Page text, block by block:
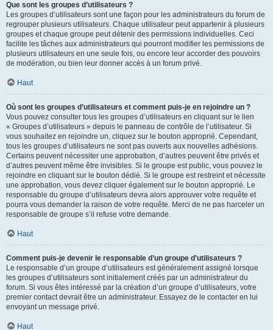
Que sont les groupes d’utilisateurs ?
Les groupes d’utilisateurs sont une façon pour les administrateurs du forum de
regrouper plusieurs utilisateurs. Chaque utilisateur peut appartenir à plusieurs
groupes et chaque groupe peut détenir des permissions individuelles. Ceci
facilite les tâches aux administrateurs qui pourront modifier les permissions de
plusieurs utilisateurs en une seule fois, ou encore leur accorder des pouvoirs
de modération, ou bien leur donner accès à un forum privé.
Haut
Où sont les groupes d’utilisateurs et comment puis-je en rejoindre un ?
Vous pouvez consulter tous les groupes d’utilisateurs en cliquant sur le lien
« Groupes d’utilisateurs » depuis le panneau de contrôle de l’utilisateur. Si
vous souhaitez en rejoindre un, cliquez sur le bouton approprié. Cependant,
tous les groupes d’utilisateurs ne sont pas ouverts aux nouvelles adhésions.
Certains peuvent nécessiter une approbation, d’autres peuvent être privés et
d’autres peuvent même être invisibles. Si le groupe est public, vous pouvez le
rejoindre en cliquant sur le bouton dédié. Si le groupe est restreint et nécessite
une approbation, vous devez cliquer également sur le bouton approprié. Le
responsable du groupe d’utilisateurs devra alors approuver votre requête et
pourra vous demander la raison de votre requête. Merci de ne pas harceler un
responsable de groupe s’il refuse votre demande.
Haut
Comment puis-je devenir le responsable d’un groupe d’utilisateurs ?
Le responsable d’un groupe d’utilisateurs est généralement assigné lorsque
les groupes d’utilisateurs sont initialement créés par un administrateur du
forum. Si vous êtes intéressé par la création d’un groupe d’utilisateurs, votre
premier contact devrait être un administrateur. Essayez de le contacter en lui
envoyant un message privé.
Haut